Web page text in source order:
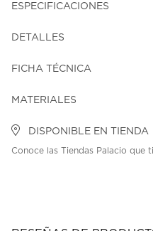
ESPECIFICACIONES
DETALLES
FICHA TÉCNICA
MATERIALES
DISPONIBLE EN TIENDA
Conoce las Tiendas Palacio que